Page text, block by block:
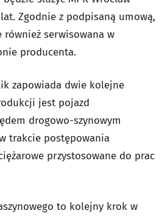
Zgodnie z podpisaną umową,
również serwisowana w
producenta.
zapowiada dwie kolejne
jest pojazd
drogowo-szynowym
trakcie postępowania
przystosowane do prac
to kolejny krok w